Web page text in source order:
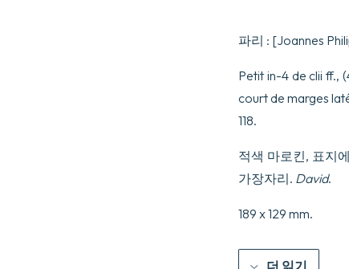
파리 : [Joannes
Petit in-4 de clii ff.,
court de marges
118.
적색 마로킨, 표지
가장자리. David.
189 x 129 mm.